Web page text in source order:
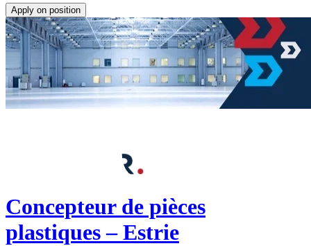
Apply on position
Concepteur de pièces
plastiques – Estrie